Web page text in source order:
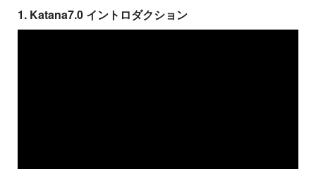
1. Katana7.0 イントロダクション